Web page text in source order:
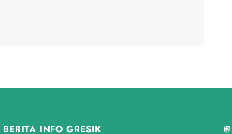
BERITA INFO GRESIK